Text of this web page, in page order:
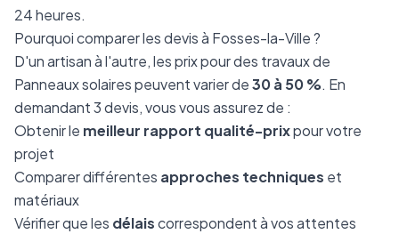
24 heures.
Pourquoi comparer les devis à Fosses-la-Ville ?
D'un artisan à l'autre, les prix pour des travaux de
Panneaux solaires peuvent varier de30 à 50 %. En
demandant 3 devis, vous vous assurez de :
Obtenir le meilleur rapport qualité-prixpour votre
projet
Comparer différentes approches techniques et
matériaux
Vérifier que les délaiscorrespondent à vos attentes